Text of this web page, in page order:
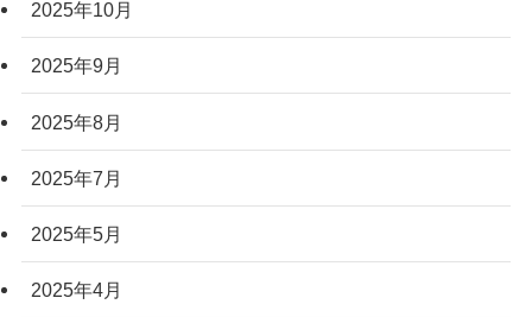
2025年10月
2025年9月
2025年8月
2025年7月
2025年5月
2025年4月